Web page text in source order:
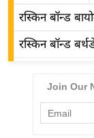
बॉ
ली
वु
रस्किन बॉन्ड
रस्किन बॉन्ड